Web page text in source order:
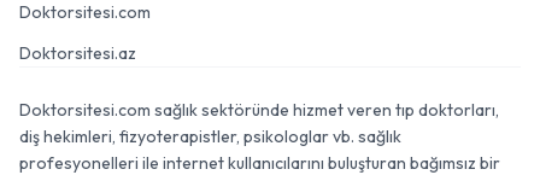
Doktorsitesi.com
Doktorsitesi.az
Doktorsitesi.com sağlık sektöründe hizmet veren tıp doktorları,
diş hekimleri, fizyoterapistler, psikologlar vb. sağlık
profesyonelleri ile internet kullanıcılarını buluşturan bağımsız bir